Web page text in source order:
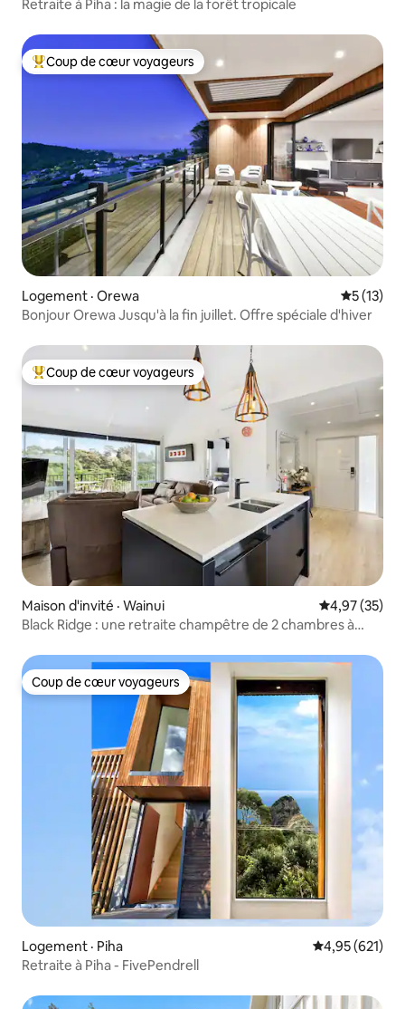
Retraite à Piha : la magie de la forêt tropicale
Coup de cœur voyageurs parmi les plus aimés
Coup de cœur voyageurs
Logement · Orewa Note
5 (13)
Bonjour Orewa Jusqu'à la fin juillet. Offre spéciale d'hiver
Coup de cœur voyageurs parmi les plus aimés
Coup de cœur voyageurs
Maison d'invité · Wainui Note
4,97 (35)
Black Ridge : une retraite champêtre de 2 chambres à
Coup de cœur voyageurs
Coup de cœur voyageurs
Logement · Piha Note
4,95 (621)
Retraite à Piha - FivePendrell